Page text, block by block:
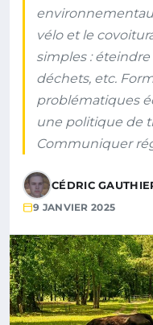
vélo et le
simples :
déchets, etc.
problématiques
une politique de
Communiquer
CÉDRIC
9 JANVIER 2025